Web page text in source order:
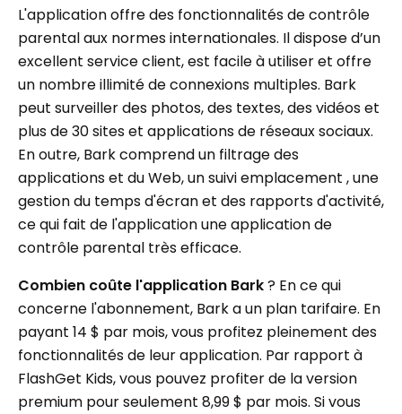
L'application offre des fonctionnalités de contrôle
parental aux normes internationales. Il dispose d’un
excellent service client, est facile à utiliser et offre
un nombre illimité de connexions multiples. Bark
peut surveiller des photos, des textes, des vidéos et
plus de 30 sites et applications de réseaux sociaux.
En outre, Bark comprend un filtrage des
applications et du Web, un suivi emplacement , une
gestion du temps d'écran et des rapports d'activité,
ce qui fait de l'application une application de
contrôle parental très efficace.
Combien coûte l'application Bark? En ce qui
concerne l'abonnement, Bark a un plan tarifaire. En
payant 14 $ par mois, vous profitez pleinement des
fonctionnalités de leur application. Par rapport à
FlashGet Kids, vous pouvez profiter de la version
premium pour seulement 8,99 $ par mois. Si vous